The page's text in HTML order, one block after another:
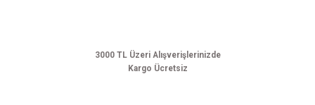
3000 TL Üzeri Alışverişlerinizde
Kargo Ücretsiz